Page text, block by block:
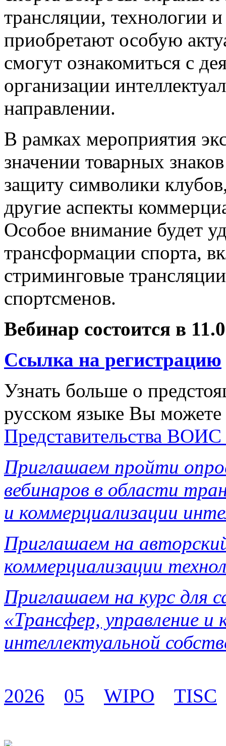
трансляции, технологии
приобретают особую
смогут ознакомиться с
организации
направлении.
В рамках мероприятия
значении товарных
защиту символики
другие аспекты
Особое внимание будет
трансформации спорта,
стриминговые
спортсменов.
Вебинар состоится в
Ссылка на регистрацию
Узнать больше о
русском языке Вы
Представительства
Приглашаем пройти
вебинаров в области
и коммерциализации
Приглашаем на
коммерциализации
Приглашаем на курс для
«Трансфер, управление и
интеллектуальной
2026 05 WIPO TISC